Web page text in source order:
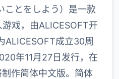
ことをしよう）是一款
戏，由ALICESOFT开
ALICESOFT成立30周
年11月27日发行，在
作简体中文版。简体